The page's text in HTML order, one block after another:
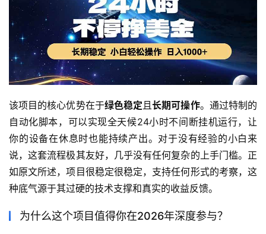
该项目的核心优势在于绿色稳定 且长期可操作。通过特制的
自动化脚本，可以实现全天候24小时不间断挂机运行，让
你的设备在休息时也能持续产出。对于没有经验的小白来
说，这套流程极其友好，几乎没有任何复杂的上手门槛。正
如原文所述，项目很稳定很稳定，支持任何形式的考察，这
种底气源于其过硬的技术支撑和真实的收益反馈。
为什么这个项目值得你在2026年深度参与？